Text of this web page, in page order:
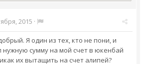
2015 ·
Я один из тех, кто не пони, и
нужную сумму на мой счет в юкенбай
их вытащить на счет алипей?